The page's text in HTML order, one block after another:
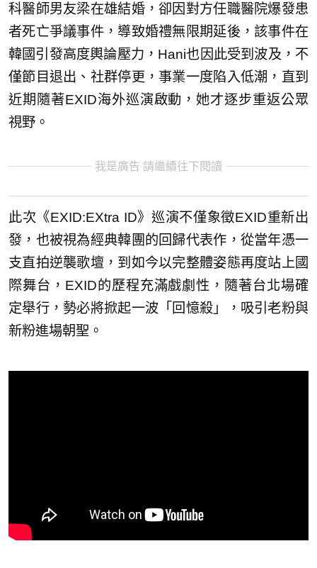
科醫師男友梁在雄結婚，卻因對方任職醫院爆發患
者死亡爭議事件，導致婚禮無限期延後，該事件在
韓國引發高度輿論壓力，Hani也因此受到波及，不
僅節目退出、社群停更，事業一度陷入低潮，直到
近期隨著EXID海外巡演啟動，她才逐步重返公眾
視野。
我是廣告 請繼續往下閱讀
此次《EXID:EXtra ID》巡演不僅象徵EXID重新出
發，也被視為經典韓團的回歸代表作，從當年憑一
支直拍逆襲歌壇，到如今以完整體姿態再度站上國
際舞台，EXID的歷程充滿戲劇性，隨著台北場確
定舉行，勢必將掀起一波「回憶殺」，吸引老粉與
新粉進場朝聖。